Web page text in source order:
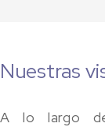
Nuestras
A lo largo